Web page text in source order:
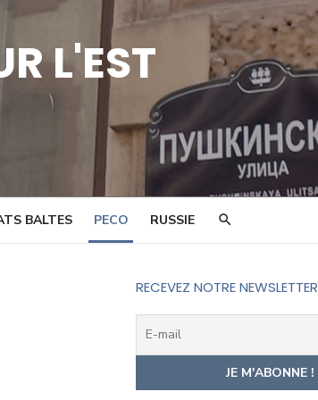
L'EST
BALTES PECO RUSSIE
RECEVEZ NOTRE NEWSLETTER